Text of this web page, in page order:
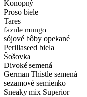
Konopný
Proso biele
Tares
fazule mungo
sójové bôby opekané
Perillaseed biela
Šošovka
Divoké semená
German Thistle semená
sezamové semienko
Sneaky mix Superior